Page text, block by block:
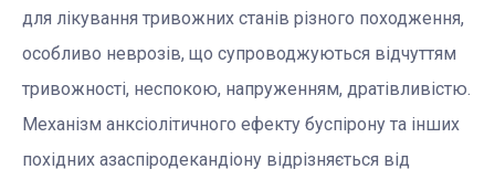
для лікування тривожних станів різного походження,
особливо неврозів, що супроводжуються відчуттям
тривожності, неспокою, напруженням, дратівливістю.
Механізм анксіолітичного ефекту буспірону та інших
похідних азаспіродекандіону відрізняється від